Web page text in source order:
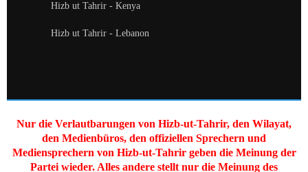
Hizb ut Tahrir - Kenya
Hizb ut Tahrir - Lebanon
Nur die Verlautbarungen von Hizb-ut-Tahrir, den Wilayat,
den Medienbüros, den offiziellen Sprechern und
Mediensprechern von Hizb-ut-Tahrir geben die Meinung der
Partei wieder. Alles andere stellt nur die Meinung des